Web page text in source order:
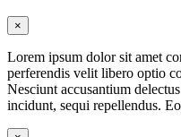
×
Lorem ipsum dolor sit amet
perferendis velit libero optio
Nesciunt accusantium
incidunt, sequi repellendus.